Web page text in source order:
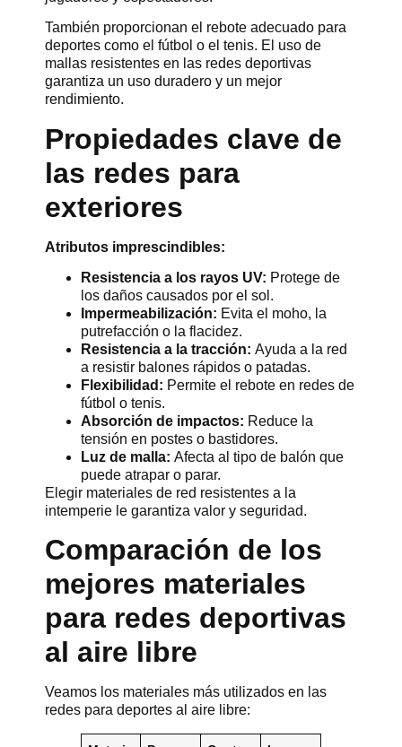
También proporcionan el rebote adecuado para
deportes como el fútbol o el tenis. El uso de
mallas resistentes en las redes deportivas
garantiza un uso duradero y un mejor
rendimiento.
Propiedades clave de
las redes para
exteriores
Atributos imprescindibles:
Resistencia a los rayos UV: Protege de
los daños causados por el sol.
Impermeabilización: Evita el moho, la
putrefacción o la flacidez.
Resistencia a la tracción: Ayuda a la red
a resistir balones rápidos o patadas.
Flexibilidad: Permite el rebote en redes de
fútbol o tenis.
Absorción de impactos: Reduce la
tensión en postes o bastidores.
Luz de malla: Afecta al tipo de balón que
puede atrapar o parar.
Elegir materiales de red resistentes a la
intemperie le garantiza valor y seguridad.
Comparación de los
mejores materiales
para redes deportivas
al aire libre
Veamos los materiales más utilizados en las
redes para deportes al aire libre: